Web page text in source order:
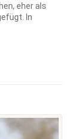
eher als
In